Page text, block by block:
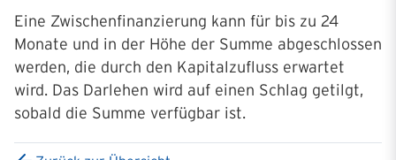
Eine Zwischenfinanzierung kann für bis zu 24
Monate und in der Höhe der Summe abgeschlossen
werden, die durch den Kapitalzufluss erwartet
wird. Das Darlehen wird auf einen Schlag getilgt,
sobald die Summe verfügbar ist.